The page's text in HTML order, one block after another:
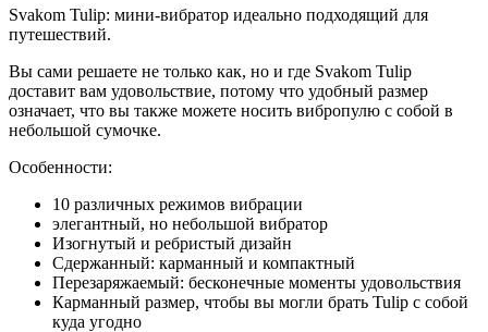
Svakom Tulip: мини-вибратор идеально подходящий для
путешествий.
Вы сами решаете не только как, но и где Svakom Tulip
доставит вам удовольствие, потому что удобный размер
означает, что вы также можете носить вибропулю с собой в
небольшой сумочке.
Особенности:
10 различных режимов вибрации
элегантный, но небольшой вибратор
Изогнутый и ребристый дизайн
Сдержанный: карманный и компактный
Перезаряжаемый: бесконечные моменты удовольствия
Карманный размер, чтобы вы могли брать Tulip с собой
куда угодно